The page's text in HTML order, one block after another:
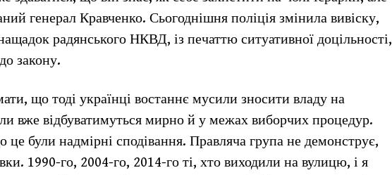
генерал Кравченко. Сьогоднішня поліція змінила вивіску,
радянського НКВД, із печаттю ситуативної доцільності,
закону.
що тоді українці востаннє мусили зносити владу на
вже відбуватимуться мирно й у межах виборчих процедур.
це були надмірні сподівання. Правляча група не демонструє,
1990-го, 2004-го, 2014-го ті, хто виходили на вулицю, і я